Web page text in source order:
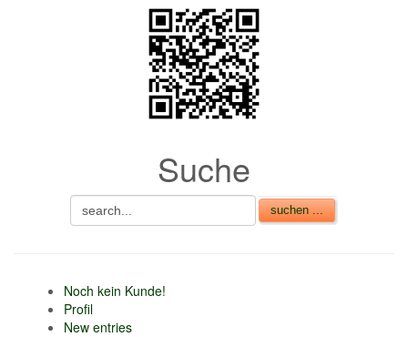
Verkaufsbetrag an
Gebühren je Inserat
CSV Import
Suche
Noch kein Kunde!
Profil
New entries